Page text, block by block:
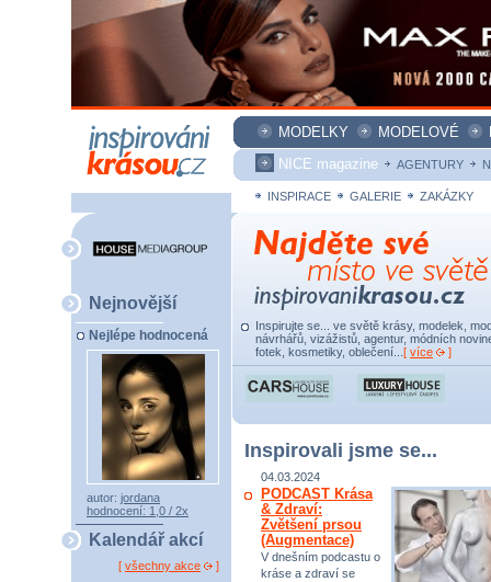
MODELKY MODELOVÉ
NICE magazine
AGENTURY
INSPIRACE GALERIE ZAKÁZKY
Nejnovější
Nejlépe hodnocená
autor: jordana
hodnocení: 1,0 / 2x
Kalendář akcí
[ všechny akce ]
Inspirujte se... ve světě krásy, modelek,
návrhářů, vizážistů, agentur, módních
fotek, kosmetiky, oblečení... [ více ]
Inspirovali jsme se...
04.03.2024
PODCAST Krása
& Zdraví:
Zvětšení prsou
(Augmentace)
V dnešním podcastu o
kráse a zdraví se